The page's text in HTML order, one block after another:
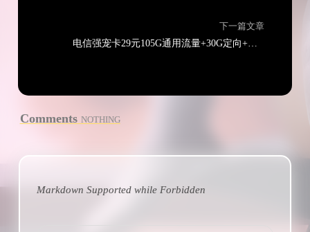
下一篇文章
电信强宠卡29元105G通用流量+30G定向+通话0.1元/分钟
Comments NOTHING
Markdown Supported while Forbidden